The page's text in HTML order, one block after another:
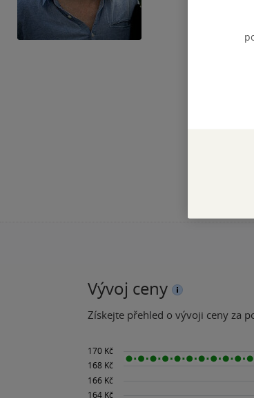
Vývoj ceny
Získejte přehled o vývoji ceny za